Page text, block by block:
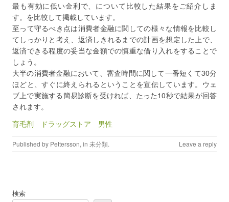
最も有効に低い金利で、について比較した結果をご紹介しま
す。を比較して掲載しています。
至って守るべき点は消費者金融に関しての様々な情報を比較し
てしっかりと考え、返済しきれるまでの計画を想定した上で、
返済できる程度の妥当な金額での慎重な借り入れをすることで
しょう。
大半の消費者金融において、審査時間に関して一番短くて30分
ほどと、すぐに終えられるということを宣伝しています。ウェ
ブ上で実施する簡易診断を受ければ、たった10秒で結果が回答
されます。
育毛剤 ドラッグストア 男性
Published by Pettersson, in 未分類. Leave a reply
検索